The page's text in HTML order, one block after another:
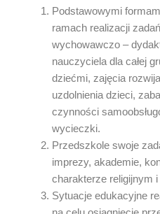
Podstawowymi
ramach realizacji
wychowawczo –
nauczyciela dla całej
dziećmi, zajęcia
uzdolnienia dzieci,
czynności
wycieczki.
Przedszkole swoje
imprezy, akademie,
charakterze religijnym
Sytuacje edukacyjne